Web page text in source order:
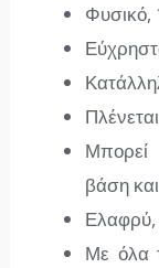
Μπορεί
βάση
Ελαφρύ,
Με όλα